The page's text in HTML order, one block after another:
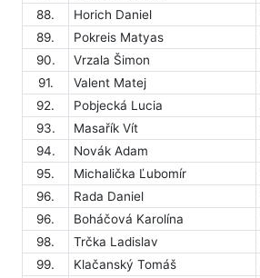
88.
Horich Daniel
89.
Pokreis Matyas
90.
Vrzala Šimon
91.
Valent Matej
92.
Pobjecká Lucia
93.
Masařík Vít
94.
Novák Adam
95.
Michalička Ľubomír
96.
Rada Daniel
96.
Boháčová Karolína
98.
Trčka Ladislav
99.
Klačanský Tomáš